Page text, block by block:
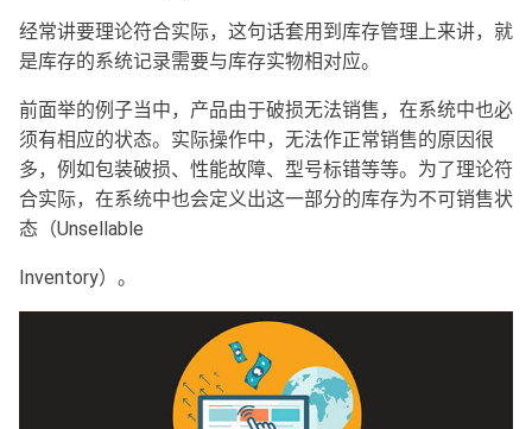
经常讲要理论符合实际，这句话套用到库存管理上来讲，就
是库存的系统记录需要与库存实物相对应。
前面举的例子当中，产品由于破损无法销售，在系统中也必
须有相应的状态。实际操作中，无法作正常销售的原因很
多，例如包装破损、性能故障、型号标错等等。为了理论符
合实际，在系统中也会定义出这一部分的库存为不可销售状
态（Unsellable
Inventory）。